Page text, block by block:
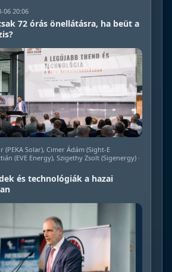
06 20:06
72 órás önellátásra, ha beüt a
(PEKA Solar), Cimer Ádám (Sight-E
(EVE Energy), Szigethy Zsolt (Sigenergy) ·
és technológiák a hazai